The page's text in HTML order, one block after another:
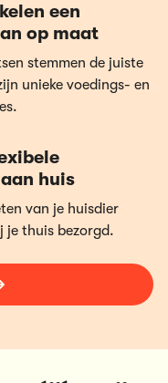
een
op maat
stemmen de juiste
unieke voedings- en
huis
van je huisdier
thuis bezorgd.